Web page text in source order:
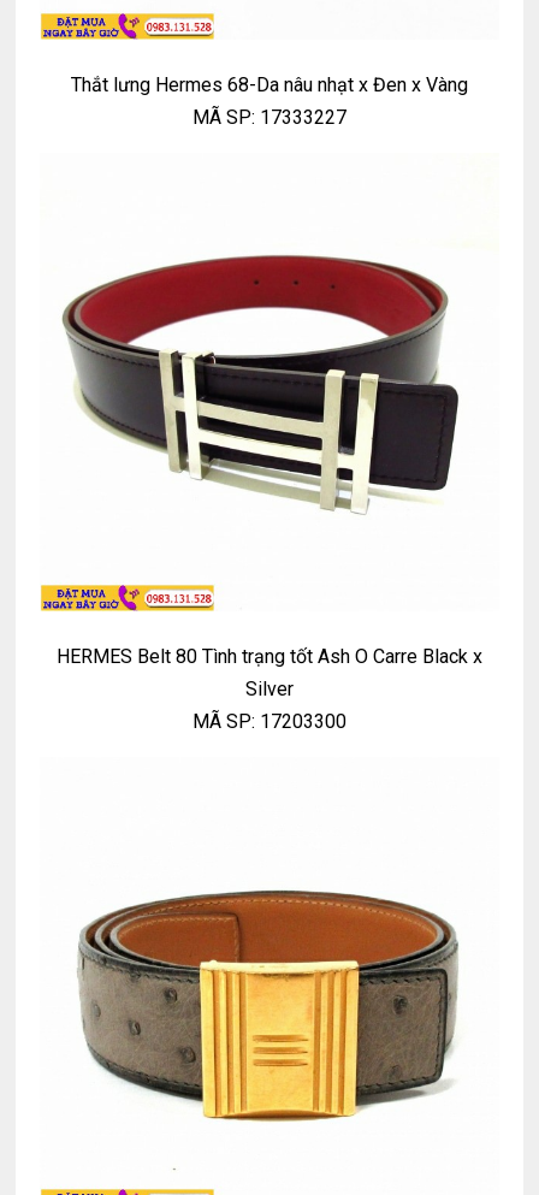
Thắt lưng Hermes 68-Da nâu nhạt x Đen x Vàng
MÃ SP: 17333227
HERMES Belt 80 Tình trạng tốt Ash O Carre Black x
Silver
MÃ SP: 17203300